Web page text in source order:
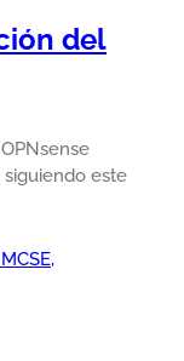
del
este